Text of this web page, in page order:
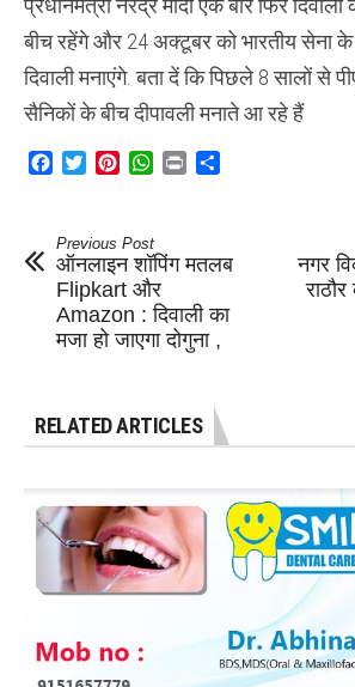
प्रधानमंत्री नरेंद्र मोदी एक बार फिर
बीच रहेंगे और 24 अक्टूबर को भारतीय सेना
दिवाली मनाएंगे. बता दें कि पिछले 8 सालों से
सैनिकों के बीच दीपावली मनाते आ रहे हैं
Facebook
TwitterPinterestWhatsApp
Print
Previous Post
ऑनलाइन शॉपिंग मतलब
Flipkart और
Amazon : दिवाली का
मजा हो जाएगा दोगुना ,
नगर
RELATED ARTICLES